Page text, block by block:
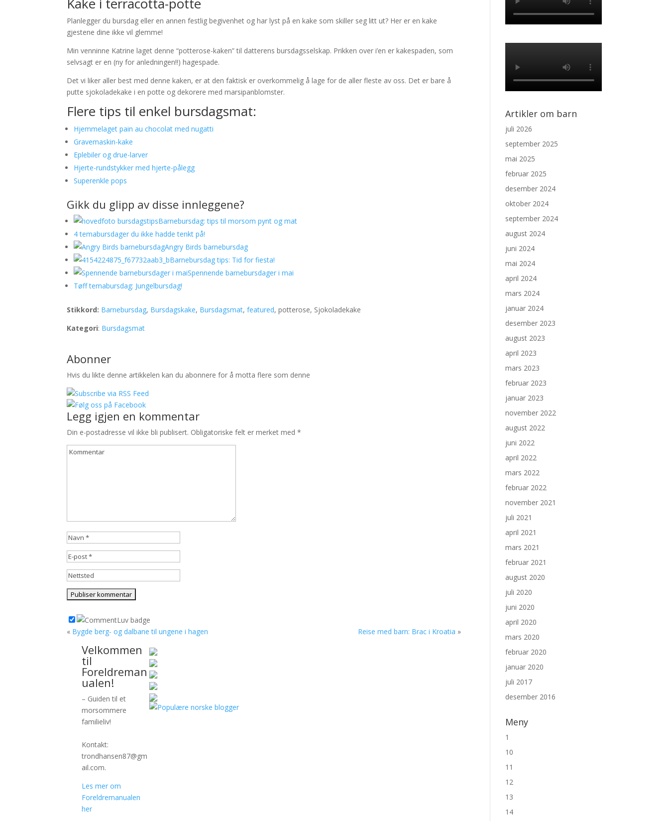
Planlegger du bursdag eller en annen festlig begivenhet og har lyst på en kake som skiller seg litt ut? Her er en kake
gjestene dine ikke vil glemme!
Min venninne Katrine laget denne “potterose-kaken” til datterens bursdagsselskap. Prikken over i’en er kakespaden, som
selvsagt er en (ny for anledningen!!) hagespade.
Det vi liker aller best med denne kaken, er at den faktisk er overkommelig å lage for de aller fleste av oss. Det er bare å
putte sjokoladekake i en potte og dekorere med marsipanblomster.
Flere tips til enkel bursdagsmat:
Hjemmelaget pain au chocolat med nugatti
Gravemaskin-kake
Eplebiler og drue-larver
Hjerte-rundstykker med hjerte-pålegg
Superenkle pops
Gikk du glipp av disse innleggene?
Barnebursdag: tips til morsom pynt og mat
4 temabursdager du ikke hadde tenkt på!
Angry Birds barnebursdag
Barnebursdag tips: Tid for fiesta!
Spennende barnebursdager i mai
Tøff temabursdag: Jungelbursdag!
Stikkord: Barnebursdag, Bursdagskake, Bursdagsmat,featured, potterose, Sjokoladekake
Kategori: Bursdagsmat
Abonner
Hvis du likte denne artikkelen kan du abonnere for å motta flere som denne
Legg igjen en kommentar
Din e-postadresse vil ikke bli publisert. Obligatoriske felt er merket med*
« Bygde berg- og dalbane til ungene i hagen Reise med barn: Brac i Kroatia »
Velkommen
til
Foreldreman
ualen!
– Guiden til et
morsommere
familieliv!
Kontakt:
trondhansen87@gm
ail.com.
Les mer om
Foreldremanualen
her
Artikler om barn
juli 2026
september 2025
mai 2025
februar 2025
desember 2024
oktober 2024
september 2024
august 2024
juni 2024
mai 2024
april 2024
mars 2024
januar 2024
desember 2023
august 2023
april 2023
mars 2023
februar 2023
januar 2023
november 2022
august 2022
juni 2022
april 2022
mars 2022
februar 2022
november 2021
juli 2021
april 2021
mars 2021
februar 2021
august 2020
juli 2020
juni 2020
april 2020
mars 2020
februar 2020
januar 2020
juli 2017
desember 2016
Meny
1
10
11
12
13
14